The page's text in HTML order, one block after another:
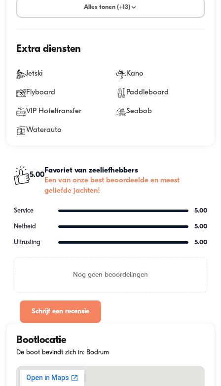
Alles tonen (+13)
Extra diensten
Jetski Kano
Flyboard Paddleboard
VIP Hoteltransfer Seabob
Waterauto
5.00
Favoriet van zeeliefhebbers
Een van onze best beoordeelde en meest
geliefde jachten!
Service 5.00
Netheid 5.00
Uitrusting 5.00
Nog geen beoordelingen
Schrijf een recensie
Bootlocatie
De boot bevindt zich in: Bodrum